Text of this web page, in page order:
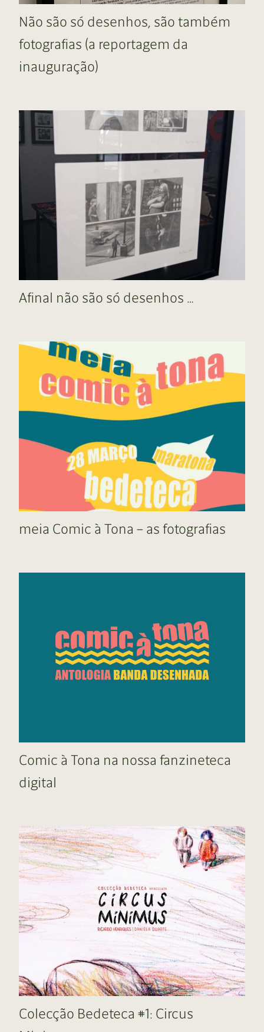
Não são só desenhos, são também
fotografias (a reportagem da
inauguração)
Afinal não são só desenhos …
meia Comic à Tona – as fotografias
Comic à Tona na nossa fanzineteca
digital
Colecção Bedeteca #1: Circus